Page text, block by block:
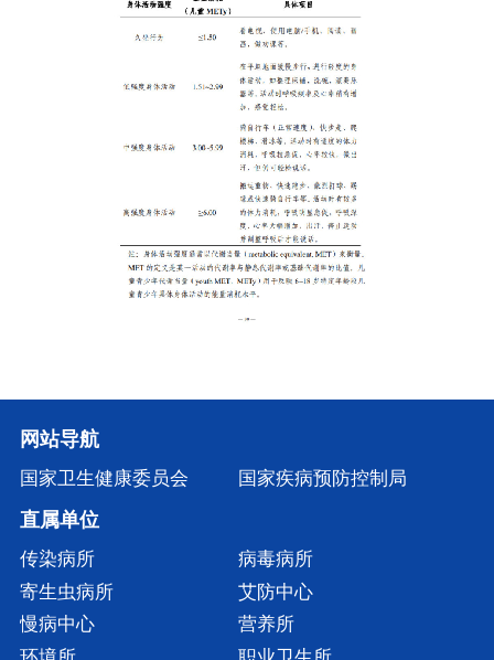
网站导航
国家卫生健康委员会 国家疾病预防控制局
直属单位
传染病所
病毒病所
寄生虫病所
艾防中心
慢病中心
营养所